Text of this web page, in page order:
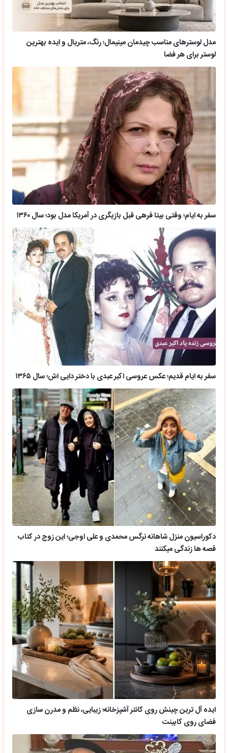
مدل لوسترهای مناسب چیدمان مینیمال؛ رنگ، متریال و ایده بهترین
لوستر برای هر فضا
سفر به ایام؛ وقتی بیتا فرهی قبل بازیگری در آمریکا مدل بود؛ سال ۱۳۶۰
سفر به ایام قدیم؛ عکس عروسی اکبر عبدی با دختر دایی اش؛ سال ۱۳۶۵
دکوراسیون منزل شاهانه نرگس محمدی و علی اوجی؛ این زوج در کتاب
قصه ها زندگی میکنند
ایده آل ترین چینش روی کانتر آشپزخانه؛ زیبایی، نظم و مدرن سازی
فضای روی کابینت